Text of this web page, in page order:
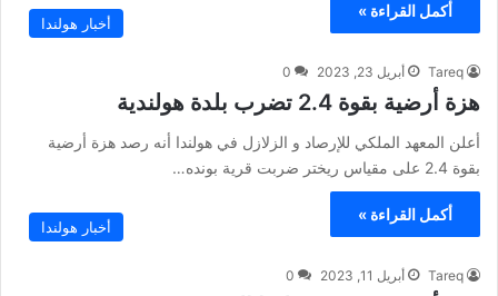
أكمل القراءة »
أخبار هولندا
Tareq أبريل 23, 2023 0
هزة أرضية بقوة 2.4 تضرب بلدة هولندية
أعلن المعهد الملكي للإرصاد و الزلازل في هولندا أنه رصد هزة أرضية
بقوة 2.4 على مقياس ريختر ضربت قرية بونده…
أكمل القراءة »
أخبار هولندا
Tareq أبريل 11, 2023 0